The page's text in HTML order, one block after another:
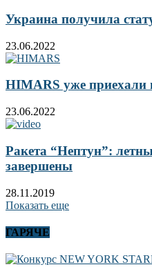
Украина получила
23.06.2022
HIMARS уже приехали
23.06.2022
Ракета “Нептун”:
завершены
28.11.2019
Показать еще
ГАРЯЧЕ